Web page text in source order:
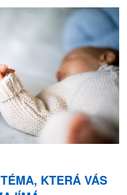
KTERÁ VÁS